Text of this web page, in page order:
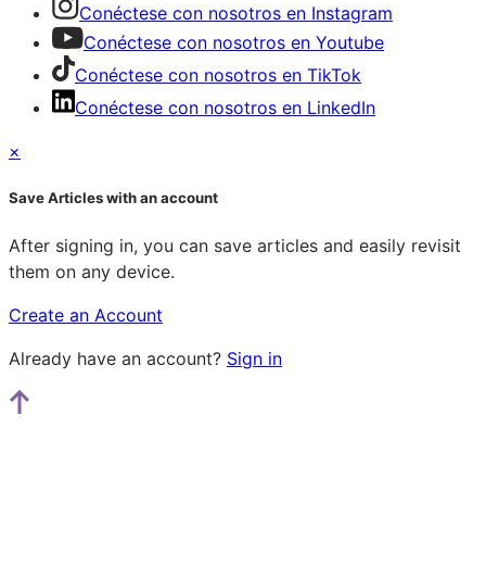
Conéctese con nosotros en Instagram
Conéctese con nosotros en Youtube
Conéctese con nosotros en TikTok
Conéctese con nosotros en LinkedIn
×
Save Articles with an account
After signing in, you can save articles and easily revisit
them on any device.
Create an Account
Already have an account? Sign in